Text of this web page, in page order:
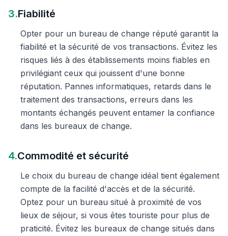
3.Fiabilité
Opter pour un bureau de change réputé garantit la
fiabilité et la sécurité de vos transactions. Évitez les
risques liés à des établissements moins fiables en
privilégiant ceux qui jouissent d'une bonne
réputation. Pannes informatiques, retards dans le
traitement des transactions, erreurs dans les
montants échangés peuvent entamer la confiance
dans les bureaux de change.
4.Commodité et sécurité
Le choix du bureau de change idéal tient également
compte de la facilité d'accès et de la sécurité.
Optez pour un bureau situé à proximité de vos
lieux de séjour, si vous êtes touriste pour plus de
praticité. Évitez les bureaux de change situés dans